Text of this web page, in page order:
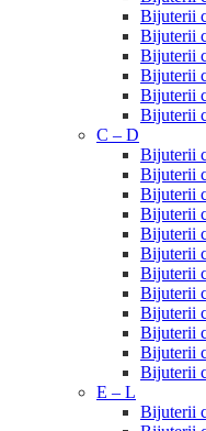
Bijuterii
Bijuterii
Bijuterii
Bijuterii
Bijuterii
Bijuterii
C – D
Bijuterii
Bijuterii
Bijuterii
Bijuterii
Bijuterii
Bijuterii
Bijuterii
Bijuterii
Bijuterii
Bijuterii
Bijuterii
Bijuterii
E – L
Bijuterii